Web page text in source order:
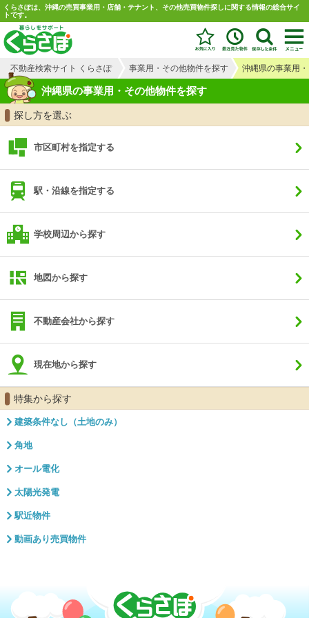
くらさぽは、沖縄の売買事業用・店舗・テナント、その他売買物件探しに関する情報の総合サイ
トです。
不動産検索サイト くらさぽ 事業用・その他物件を探す 沖縄県の事業用
沖縄県の事業用・その他物件を探す
探し方を選ぶ
市区町村を指定する
駅・沿線を指定する
学校周辺から探す
地図から探す
不動産会社から探す
現在地から探す
特集から探す
建築条件なし（土地のみ）
角地
オール電化
太陽光発電
駅近物件
動画あり売買物件